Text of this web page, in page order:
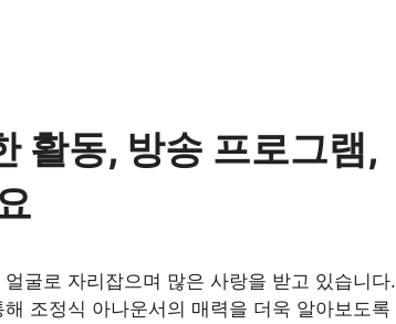
활동, 방송 프로그램,
굴로 자리잡으며 많은 사랑을 받고 있습니다.
조정식 아나운서의 매력을 더욱 알아보도록